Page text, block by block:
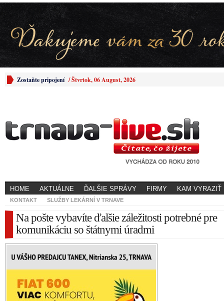
Zostaňte pripojení /Štvrtok, 06 August, 2026
HOME AKTUÁLNE ĎALŠIE SPRÁVY FIRMY KAM VYRAZIŤ
KONTAKT SLUŽBY LEKÁRNÍ V TRNAVE
Na pošte vybavíte ďalšie záležitosti potrebné pre
komunikáciu so štátnymi úradmi